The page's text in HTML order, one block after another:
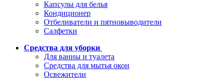
Капсулы для белья
Кондиционер
Отбеливатели и пятновыводители
Салфетки
Средства для уборки
Для ванны и туалета
Средства для мытья окон
Освежители